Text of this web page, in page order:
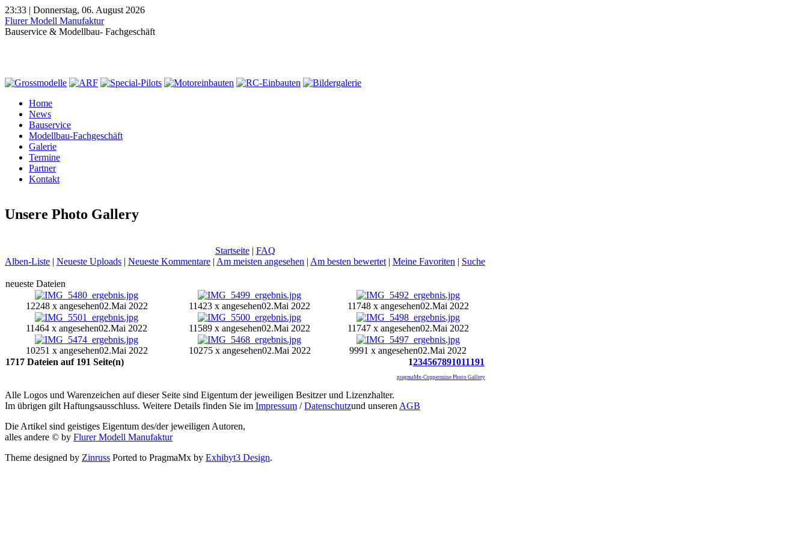
23:33 | Donnerstag, 06. August 2026
Flurer Modell Manufaktur
Bauservice & Modellbau- Fachgeschäft
Home
News
Bauservice
Modellbau-Fachgeschäft
Galerie
Termine
Partner
Kontakt
Unsere Photo Gallery
Startseite| FAQ
Alben-Liste | Neueste Uploads | Neueste Kommentare | Am meisten angesehen | Am besten bewertet | Meine Favoriten | Suche
neueste Dateien
12248 x angesehen02.Mai 2022 11423 x angesehen02.Mai 2022 11748 x angesehen02.Mai 2022
11464 x angesehen02.Mai 2022 11589 x angesehen02.Mai 2022 11747 x angesehen02.Mai 2022
10251 x angesehen02.Mai 2022 10275 x angesehen02.Mai 2022 9991 x angesehen02.Mai 2022
1717 Dateien auf 191 Seite(n)
1234567891011191
pragmaMx-Coppermine Photo Gallery
Alle Logos und Warenzeichen auf dieser Seite sind Eigentum der jeweiligen Besitzer und Lizenzhalter.
Im übrigen gilt Haftungsausschluss. Weitere Details finden Sie im Impressum /Datenschutzund unseren AGB
Die Artikel sind geistiges Eigentum des/der jeweiligen Autoren,
alles andere © by Flurer Modell Manufaktur
Theme designed by Zinruss Ported to PragmaMx by Exhibyt3 Design.